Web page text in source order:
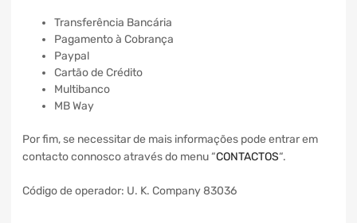
Transferência Bancária
Pagamento à Cobrança
Paypal
Cartão de Crédito
Multibanco
MB Way
Por fim, se necessitar de mais informações pode entrar em
contacto connosco através do menu “CONTACTOS“.
Código de operador: U. K. Company 83036